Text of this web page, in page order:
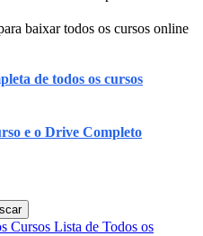
baixar todos os cursos online
de todos os cursos
e o Drive Completo
Cursos Lista de Todos os